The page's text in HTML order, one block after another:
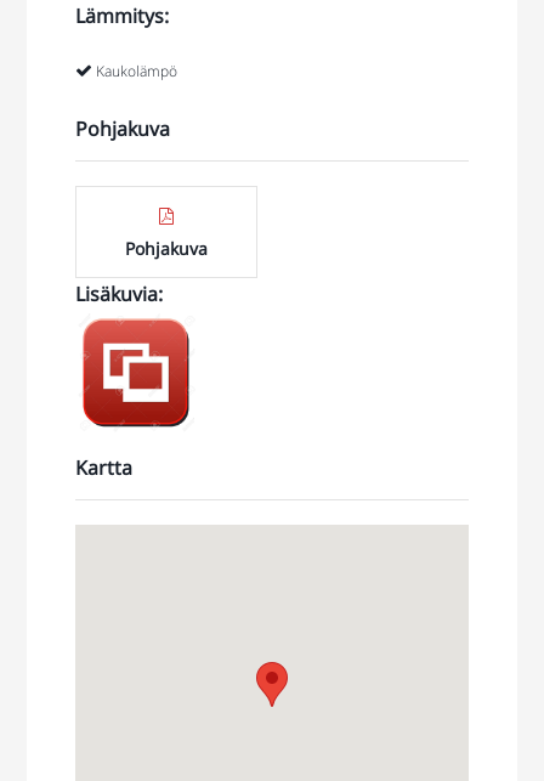
Lämmitys:
Kaukolämpö
Pohjakuva
Pohjakuva
Lisäkuvia:
https://jonne.smugmug.com/Toimitilat/Vantaa-
Porttisuontie-
11/i-st44rw7
Kartta